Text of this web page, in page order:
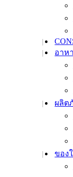
อาห
ผลิต
ของ